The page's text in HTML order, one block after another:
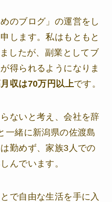
のブログ」の運営をし
します。私はもともと
したが、副業としてブ
得られるようになりま
収は70万円以上です。
ないと考え、会社を辞
一緒に新潟県の佐渡島
勤めず、家族3人での
んでいます。
で自由な生活を手に入